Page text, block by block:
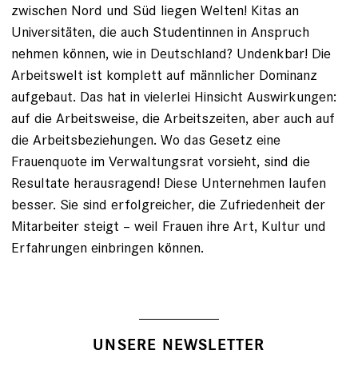
zwischen Nord und Süd liegen Welten! Kitas an
Universitäten, die auch Studentinnen in Anspruch
nehmen können, wie in Deutschland? Undenkbar! Die
Arbeitswelt ist komplett auf männlicher Dominanz
aufgebaut. Das hat in vielerlei Hinsicht Auswirkungen:
auf die Arbeitsweise, die Arbeitszeiten, aber auch auf
die Arbeitsbeziehungen. Wo das Gesetz eine
Frauenquote im Verwaltungsrat vorsieht, sind die
Resultate herausragend! Diese Unternehmen laufen
besser. Sie sind erfolgreicher, die Zufriedenheit der
Mitarbeiter steigt – weil Frauen ihre Art, Kultur und
Erfahrungen einbringen können.
UNSERE NEWSLETTER